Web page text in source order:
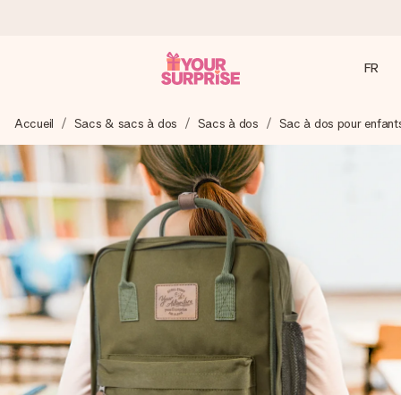
Nous préparons votre cadeau avec attention et l’envoyons
en un éclair – pour que vous puissiez l’offrir au bon moment,
quand cela compte le plus.
4,8 (sur la base de +15 000 avis)
Nos cadeaux sont appréciés. Les clients nous attribuent
une note de 4,8 sur Google Reviews (total de tous les
pays où nous sommes présents).
Carte de vœux gratuite
FR
Accueil Sacs & sacs à dos Sacs à dos Sac à dos pour